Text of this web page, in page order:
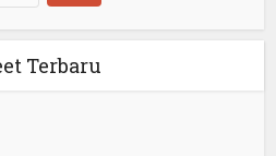
Terbaru